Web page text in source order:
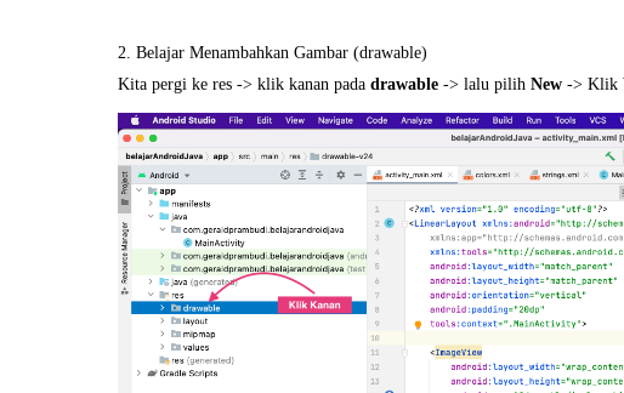
2. Belajar Menambahkan Gambar (drawable)
Kita pergi ke res -> klik kanan pada drawable -> lalu pilih New -> Klik